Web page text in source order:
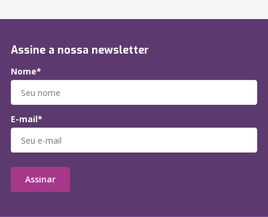
Assine a nossa newsletter
Nome*
E-mail*
Assinar